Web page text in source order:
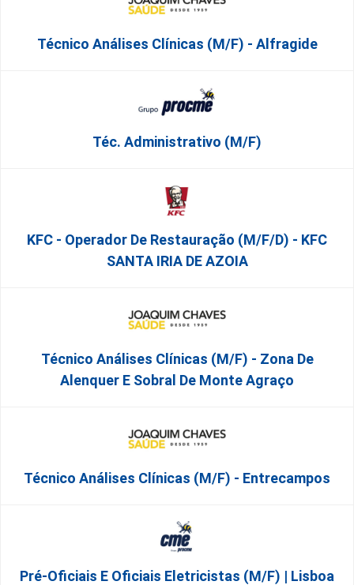
Técnico Análises Clínicas (M/F) - Alfragide
Téc. Administrativo (m/f)
KFC - Operador De Restauração (m/f/d) - KFC
SANTA IRIA DE AZOIA
Técnico Análises Clínicas (M/F) - Zona De
Alenquer E Sobral De Monte Agraço
Técnico Análises Clínicas (M/F) - Entrecampos
Pré-Oficiais E Oficiais Eletricistas (m/f) | Lisboa